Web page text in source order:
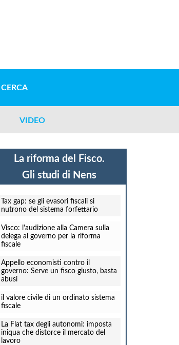
CERCA
VIDEO
La riforma del Fisco.
Gli studi di Nens
Tax gap: se gli evasori fiscali si
nutrono del sistema forfettario
Visco: l'audizione alla Camera sulla
delega al governo per la riforma
fiscale
Appello economisti contro il
governo: Serve un fisco giusto, basta
abusi
il valore civile di un ordinato sistema
fiscale
La Flat tax degli autonomi: imposta
iniqua che distorce il mercato del
lavoro